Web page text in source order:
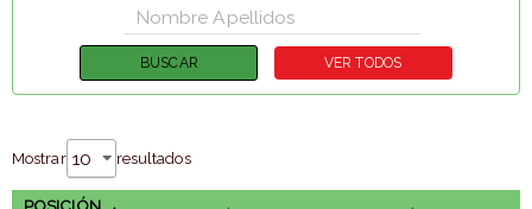
Mostrar resultados
POSICIÓN